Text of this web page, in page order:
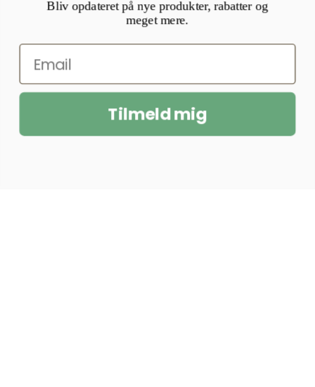
Bliv opdateret på nye produkter, rabatter og
meget mere.
Tilmeld mig